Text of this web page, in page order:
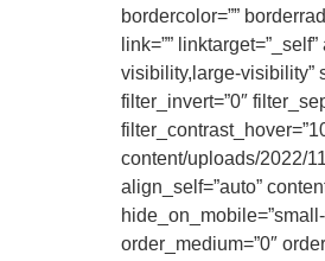
bordercolor=””
link=””
visibility,large-visibility”
filter_invert=”0″
content/uploads/2022/
align_self=”auto”
order_medium=”0″